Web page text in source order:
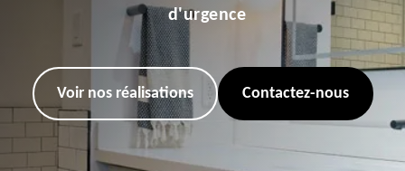
d'urgence
Voir nos réalisations Contactez-nous